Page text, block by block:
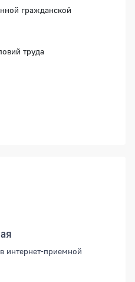
гражданской
труда
интернет-приемной